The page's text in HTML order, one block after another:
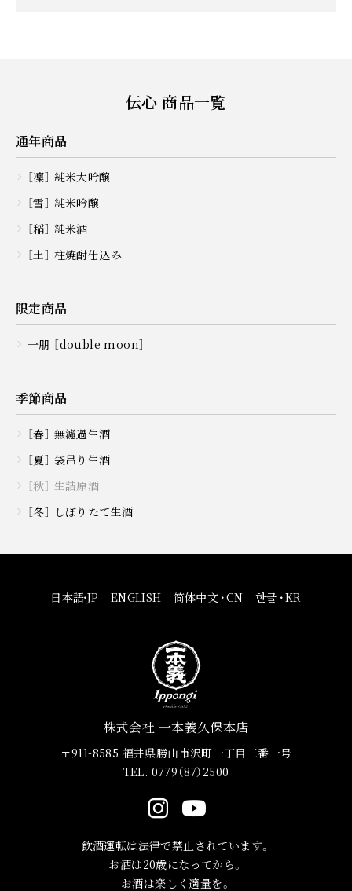
伝心 商品一覧
通年商品
［凜］ 純米大吟醸
［雪］ 純米吟醸
［稲］ 純米酒
［土］ 柱焼酎仕込み
限定商品
一朋 ［double moon］
季節商品
［春］ 無濾過生酒
［夏］ 袋吊り生酒
［秋］ 生詰原酒
［冬］ しぼりたて生酒
日本語・JP ENGLISH 简体中文・CN 한글・KR
株式会社 一本義久保本店
〒911-8585 福井県勝山市沢町一丁目三番一号
TEL. 0779（87）2500
飲酒運転は法律で禁止されています。
お酒は20歳になってから。
お酒は楽しく適量を。